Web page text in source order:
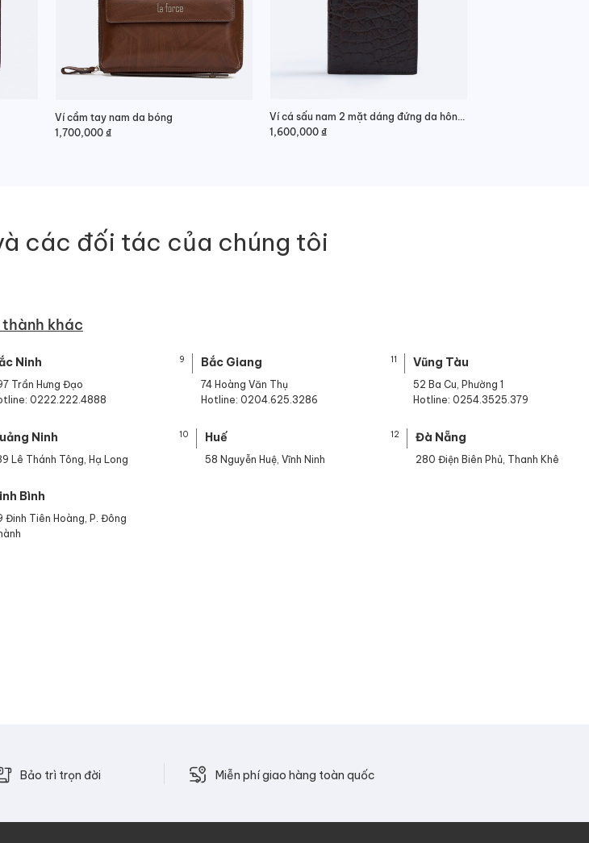
Ví cầm tay nam da bóng
1,700,000 ₫
Ví cá sấu nam 2 mặt dáng đứng da hông phong cách
1,600,000 ₫
các đối tác của chúng tôi
thành khác
Ninh
Trần Hưng Đạo
0222.222.4888
Ninh
Lê Thánh Tông, Hạ Long
Bình
Đinh Tiên Hoàng, P. Đông
9 Bắc Giang
74 Hoàng Văn Thụ
Hotline: 0204.625.3286
10 Huế
58 Nguyễn Huệ, Vĩnh Ninh
11 Vũng Tàu
52 Ba Cu, Phường 1
Hotline: 0254.3525.379
12 Đà Nẵng
280 Điện Biên Phủ, Thanh Khê
Bảo trì trọn đời Miễn phí giao hàng toàn quốc